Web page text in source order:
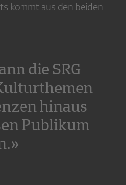
kommt aus den beiden
die SRG
hinaus
Publikum